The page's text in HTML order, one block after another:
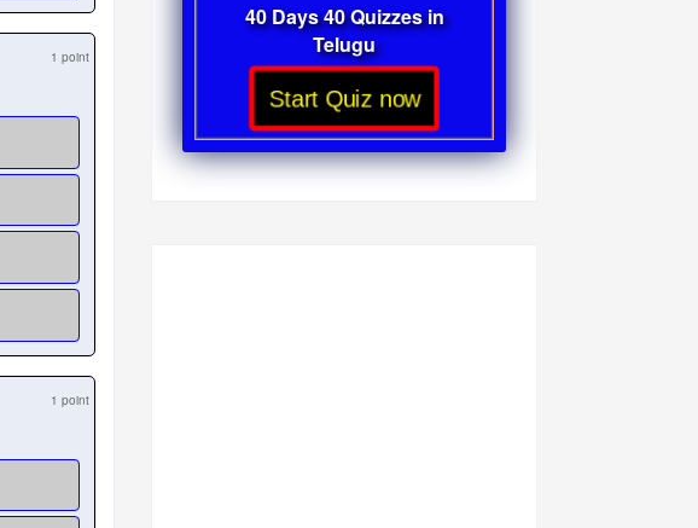
1 point
1 point
40 Days 40 Quizzes in
Telugu
Start Quiz now